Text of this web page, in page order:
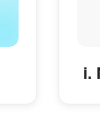
i.